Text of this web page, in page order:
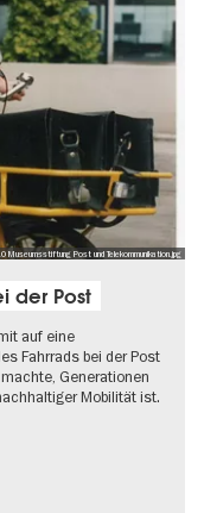
Museumsstiftung Post und Telekommunikation.jpg
der Post
auf eine
Fahrrads bei der Post
Generationen
Mobilität ist.